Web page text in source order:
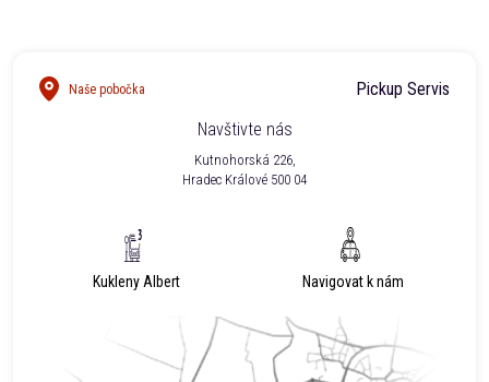
Naše pobočka
Pickup Servis
Navštivte nás
Kutnohorská 226,
Hradec Králové 500 04
Kukleny Albert Navigovat k nám